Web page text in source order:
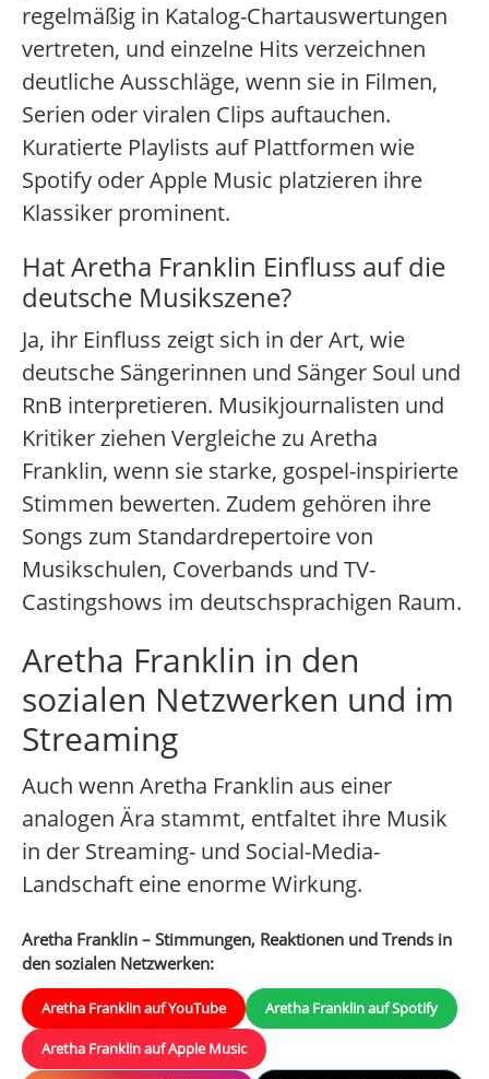
regelmäßig in Katalog-Chartauswertungen
vertreten, und einzelne Hits verzeichnen
deutliche Ausschläge, wenn sie in Filmen,
Serien oder viralen Clips auftauchen.
Kuratierte Playlists auf Plattformen wie
Spotify oder Apple Music platzieren ihre
Klassiker prominent.
Hat Aretha Franklin Einfluss auf die
deutsche Musikszene?
Ja, ihr Einfluss zeigt sich in der Art, wie
deutsche Sängerinnen und Sänger Soul und
RnB interpretieren. Musikjournalisten und
Kritiker ziehen Vergleiche zu Aretha
Franklin, wenn sie starke, gospel-inspirierte
Stimmen bewerten. Zudem gehören ihre
Songs zum Standardrepertoire von
Musikschulen, Coverbands und TV-
Castingshows im deutschsprachigen Raum.
Aretha Franklin in den
sozialen Netzwerken und im
Streaming
Auch wenn Aretha Franklin aus einer
analogen Ära stammt, entfaltet ihre Musik
in der Streaming- und Social-Media-
Landschaft eine enorme Wirkung.
Aretha Franklin – Stimmungen, Reaktionen und Trends in
den sozialen Netzwerken:
Aretha Franklin auf YouTube Aretha Franklin auf Spotify
Aretha Franklin auf Apple Music